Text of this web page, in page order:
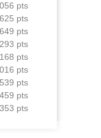
06/08
presse
pts
pts
pts
pts
pts
pts
pts
pts
pts